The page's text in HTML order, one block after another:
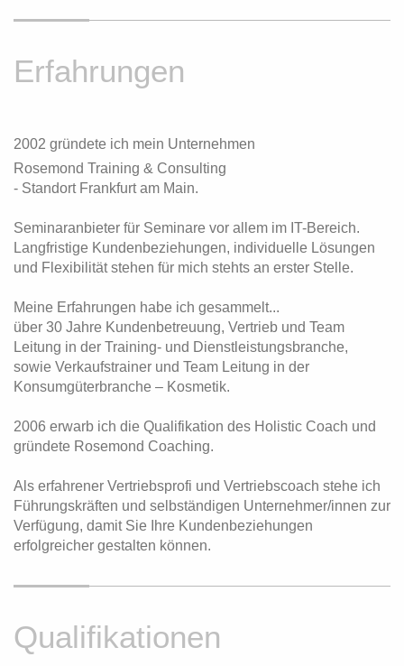
Erfahrungen
2002 gründete ich mein Unternehmen
Rosemond Training & Consulting
- Standort Frankfurt am Main.
Seminaranbieter für Seminare vor allem im IT-Bereich.
Langfristige Kundenbeziehungen, individuelle Lösungen
und Flexibilität stehen für mich stehts an erster Stelle.
Meine Erfahrungen habe ich gesammelt...
über 30 Jahre Kundenbetreuung, Vertrieb und Team
Leitung in der Training- und Dienstleistungsbranche,
sowie Verkaufstrainer und Team Leitung in der
Konsumgüterbranche – Kosmetik.
2006 erwarb ich die Qualifikation des Holistic Coach und
gründete Rosemond Coaching.
Als erfahrener Vertriebsprofi und Vertriebscoach stehe ich
Führungskräften und selbständigen Unternehmer/innen zur
Verfügung, damit Sie Ihre Kundenbeziehungen
erfolgreicher gestalten können.
Qualifikationen